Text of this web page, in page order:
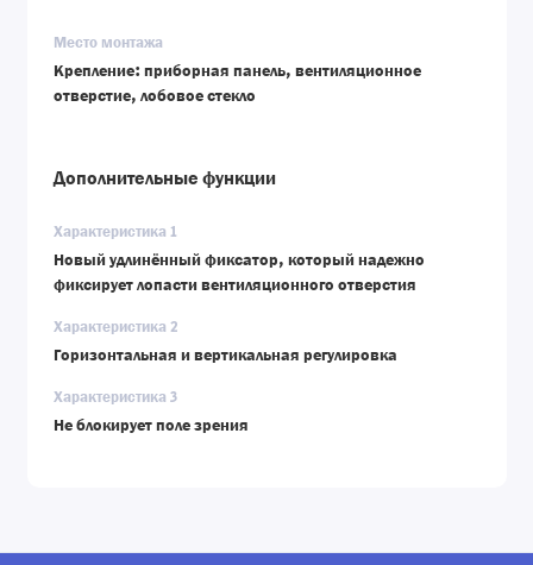
Место монтажа
Крепление: приборная панель, вентиляционное
отверстие, лобовое стекло
Дополнительные функции
Характеристика 1
Новый удлинённый фиксатор, который надежно
фиксирует лопасти вентиляционного отверстия
Характеристика 2
Горизонтальная и вертикальная регулировка
Характеристика 3
Не блокирует поле зрения